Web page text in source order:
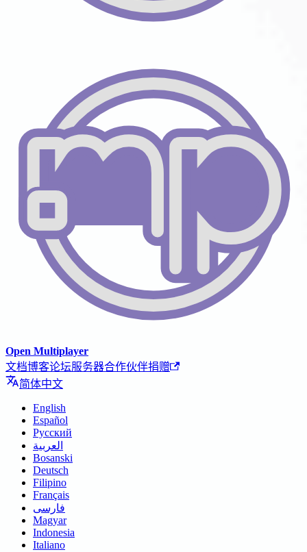
Open Multiplayer
文档博客论坛服务器合作伙伴捐赠
简体中文
English
Español
Русский
العربية
Bosanski
Deutsch
Filipino
Français
فارسی
Magyar
Indonesia
Italiano